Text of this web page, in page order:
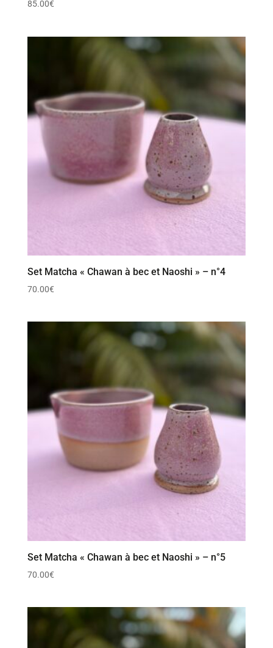
85.00€
Set Matcha « Chawan à bec et Naoshi » – n°4
70.00€
Set Matcha « Chawan à bec et Naoshi » – n°5
70.00€